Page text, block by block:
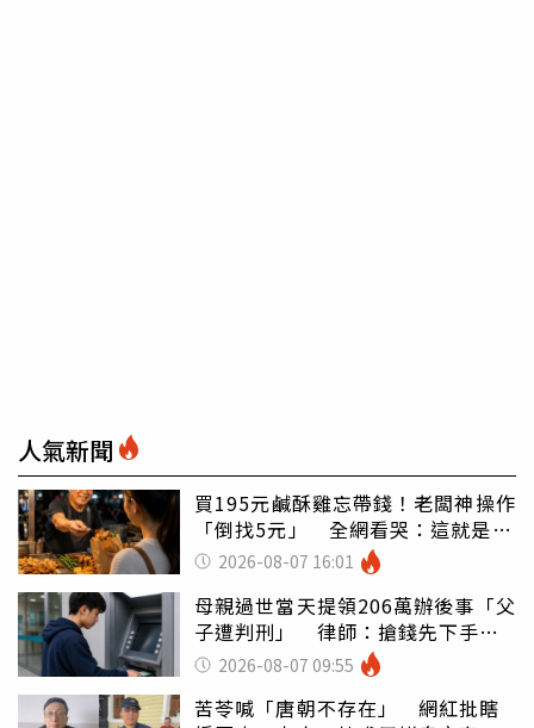
人氣新聞
買195元鹹酥雞忘帶錢！老闆神操作
「倒找5元」 全網看哭：這就是台
灣 2026-08-07 16:01
母親過世當天提領206萬辦後事「父
子遭判刑」 律師：搶錢先下手是
罪 2026-08-07 09:55
苦苓喊「唐朝不存在」 網紅批瞎